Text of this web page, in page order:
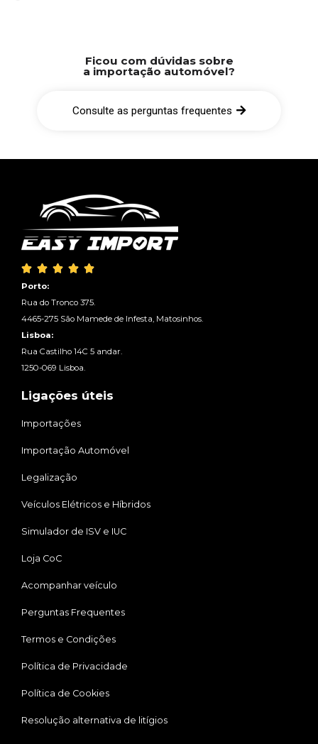
Ficou com dúvidas sobre
a importação automóvel?
Consulte as perguntas frequentes
    
Porto:
Rua do Tronco 375.
4465-275 São Mamede de Infesta, Matosinhos.
Lisboa:
Rua Castilho 14C 5 andar.
1250-069 Lisboa.
Ligações úteis
Importações
Importação Automóvel
Legalização
Veículos Elétricos e Híbridos
Simulador de ISV e IUC
Loja CoC
Acompanhar veículo
Perguntas Frequentes
Termos e Condições
Política de Privacidade
Política de Cookies
Resolução alternativa de litígios